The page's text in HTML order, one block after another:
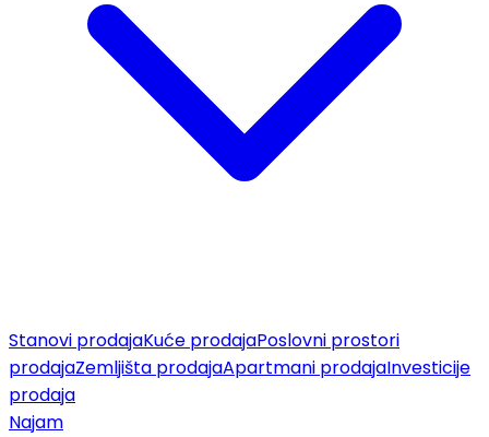
Stanovi prodajaKuće prodajaPoslovni prostori
prodajaZemljišta prodajaApartmani prodajaInvesticije
prodaja
Najam